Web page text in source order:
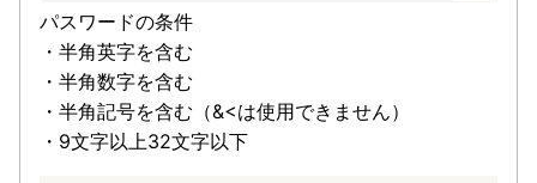
パスワードの条件
・半角英字を含む
・半角数字を含む
・半角記号を含む（&<は使用できません）
・9文字以上32文字以下